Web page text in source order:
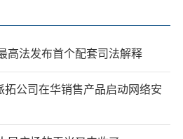
高法发布首个配套司法解释
拓公司在华销售产品启动网络安